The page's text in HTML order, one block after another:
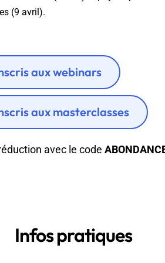
SEO & GEO - Edition
(9 avril).
aux webinars
aux masterclasses
avec le code
Infos pratiques